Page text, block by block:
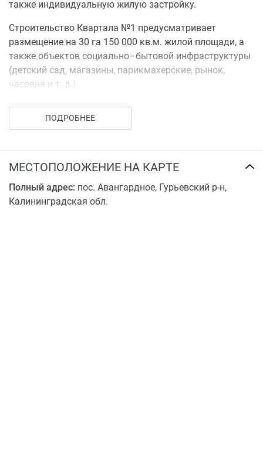
также индивидуальную жилую застройку.
Строительство Квартала №1 предусматривает
размещение на 30 га 150 000 кв.м. жилой площади, а
также объектов социально–бытовой инфраструктуры
(детский сад, магазины, парикмахерские, рынок,
часовня и т. д.).
ПОДРОБНЕЕ
МЕСТОПОЛОЖЕНИЕ НА КАРТЕ
Полный адрес: пос. Авангардное, Гурьевский р-н,
Калининградская обл.